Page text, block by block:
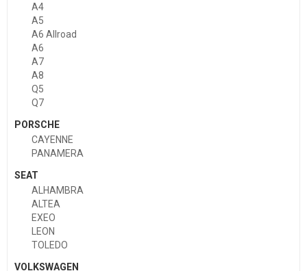
A4
A5
A6 Allroad
A6
A7
A8
Q5
Q7
PORSCHE
CAYENNE
PANAMERA
SEAT
ALHAMBRA
ALTEA
EXEO
LEON
TOLEDO
VOLKSWAGEN